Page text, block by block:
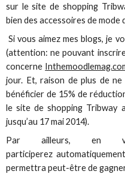
sur le site de shopping
bien des accessoires de mode
Si vous aimez mes blogs, je
(attention: ne pouvant
concerne
jour. Et, raison de plus de
bénéficier de 15% de
le site de shopping Tribway
jusqu’au 17 mai 2014).
Par ailleurs, en
participerez
permettra peut-être de